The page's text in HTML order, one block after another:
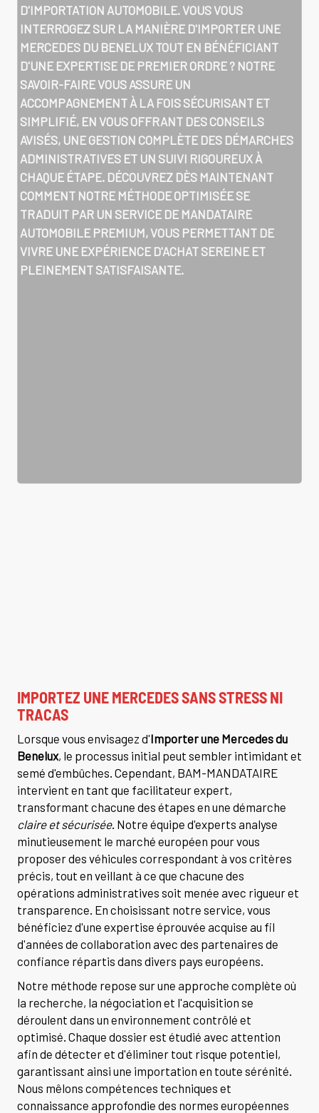
D'IMPORTATION AUTOMOBILE. VOUS VOUS
INTERROGEZ SUR LA MANIÈRE D'IMPORTER UNE
MERCEDES DU BENELUX TOUT EN BÉNÉFICIANT
D'UNE EXPERTISE DE PREMIER ORDRE ? NOTRE
SAVOIR-FAIRE VOUS ASSURE UN
ACCOMPAGNEMENT À LA FOIS SÉCURISANT ET
SIMPLIFIÉ, EN VOUS OFFRANT DES CONSEILS
AVISÉS, UNE GESTION COMPLÈTE DES DÉMARCHES
ADMINISTRATIVES ET UN SUIVI RIGOUREUX À
CHAQUE ÉTAPE. DÉCOUVREZ DÈS MAINTENANT
COMMENT NOTRE MÉTHODE OPTIMISÉE SE
TRADUIT PAR UN SERVICE DE MANDATAIRE
AUTOMOBILE PREMIUM, VOUS PERMETTANT DE
VIVRE UNE EXPÉRIENCE D'ACHAT SEREINE ET
PLEINEMENT SATISFAISANTE.
IMPORTEZ UNE MERCEDES SANS STRESS NI
TRACAS
Lorsque vous envisagez d'Importer une Mercedes du
Benelux, le processus initial peut sembler intimidant et
semé d'embûches. Cependant, BAM-MANDATAIRE
intervient en tant que facilitateur expert,
transformant chacune des étapes en une démarche
claire et sécurisée. Notre équipe d'experts analyse
minutieusement le marché européen pour vous
proposer des véhicules correspondant à vos critères
précis, tout en veillant à ce que chacune des
opérations administratives soit menée avec rigueur et
transparence. En choisissant notre service, vous
bénéficiez d'une expertise éprouvée acquise au fil
d'années de collaboration avec des partenaires de
confiance répartis dans divers pays européens.
Notre méthode repose sur une approche complète où
la recherche, la négociation et l'acquisition se
déroulent dans un environnement contrôlé et
optimisé. Chaque dossier est étudié avec attention
afin de détecter et d'éliminer tout risque potentiel,
garantissant ainsi une importation en toute sérénité.
Nous mêlons compétences techniques et
connaissance approfondie des normes européennes